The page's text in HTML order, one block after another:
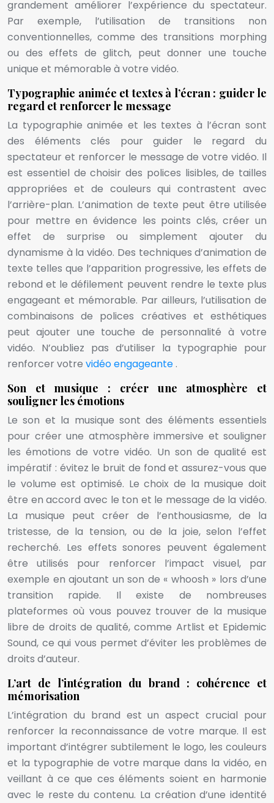
grandement améliorer l’expérience du spectateur.
Par exemple, l’utilisation de transitions non
conventionnelles, comme des transitions morphing
ou des effets de glitch, peut donner une touche
unique et mémorable à votre vidéo.
Typographie animée et textes à l’écran : guider le
regard et renforcer le message
La typographie animée et les textes à l’écran sont
des éléments clés pour guider le regard du
spectateur et renforcer le message de votre vidéo. Il
est essentiel de choisir des polices lisibles, de tailles
appropriées et de couleurs qui contrastent avec
l’arrière-plan. L’animation de texte peut être utilisée
pour mettre en évidence les points clés, créer un
effet de surprise ou simplement ajouter du
dynamisme à la vidéo. Des techniques d’animation de
texte telles que l’apparition progressive, les effets de
rebond et le défilement peuvent rendre le texte plus
engageant et mémorable. Par ailleurs, l’utilisation de
combinaisons de polices créatives et esthétiques
peut ajouter une touche de personnalité à votre
vidéo. N’oubliez pas d’utiliser la typographie pour
renforcer votre vidéo engageante .
Son et musique : créer une atmosphère et
souligner les émotions
Le son et la musique sont des éléments essentiels
pour créer une atmosphère immersive et souligner
les émotions de votre vidéo. Un son de qualité est
impératif : évitez le bruit de fond et assurez-vous que
le volume est optimisé. Le choix de la musique doit
être en accord avec le ton et le message de la vidéo.
La musique peut créer de l’enthousiasme, de la
tristesse, de la tension, ou de la joie, selon l’effet
recherché. Les effets sonores peuvent également
être utilisés pour renforcer l’impact visuel, par
exemple en ajoutant un son de « whoosh » lors d’une
transition rapide. Il existe de nombreuses
plateformes où vous pouvez trouver de la musique
libre de droits de qualité, comme Artlist et Epidemic
Sound, ce qui vous permet d’éviter les problèmes de
droits d’auteur.
L’art de l’intégration du brand : cohérence et
mémorisation
L’intégration du brand est un aspect crucial pour
renforcer la reconnaissance de votre marque. Il est
important d’intégrer subtilement le logo, les couleurs
et la typographie de votre marque dans la vidéo, en
veillant à ce que ces éléments soient en harmonie
avec le reste du contenu. La création d’une identité